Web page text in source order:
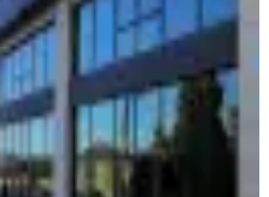
·Düz Giriş (Zemin)
Hicran Koca